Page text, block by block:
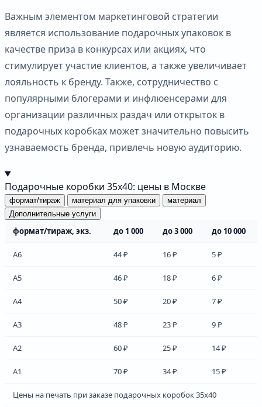
Важным элементом маркетинговой стратегии
является использование подарочных упаковок в
качестве приза в конкурсах или акциях, что
стимулирует участие клиентов, а также увеличивает
лояльность к бренду. Также, сотрудничество с
популярными блогерами и инфлюенсерами для
организации различных раздач или открыток в
подарочных коробках может значительно повысить
узнаваемость бренда, привлечь новую аудиторию.
Подарочные коробки 35х40: цены в Москве
формат/тираж материал для упаковки
материал
Дополнительные услуги
формат/тираж, экз. до 1 000 до 3 000 до 10 000
А6 44 ₽ 16 ₽ 5 ₽
А5 46 ₽ 18 ₽ 6 ₽
А4 50 ₽ 20 ₽ 7 ₽
А3 48 ₽ 23 ₽ 9 ₽
А2 60 ₽ 25 ₽ 14 ₽
А1 70 ₽ 34 ₽ 15 ₽
Цены на печать при заказе подарочных коробок 35х40